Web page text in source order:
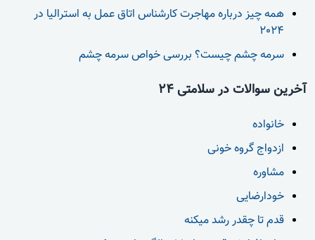
همه چیز درباره مهاجرت کارشناس اتاق عمل به استرالیا در
2024
سرمه چشم چیست؟ بررسی خواص سرمه چشم
آخرین سوالات در سلامتی 24
خانواده
ازدواج گروه خونی
مشاوره
خودارضایی
قدم تا چقدر رشد میکنه